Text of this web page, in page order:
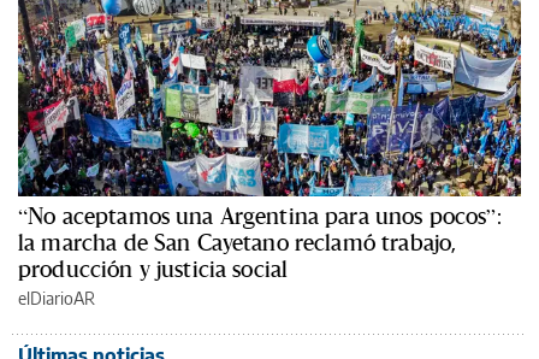
“No aceptamos una Argentina para unos pocos”:
la marcha de San Cayetano reclamó trabajo,
producción y justicia social
elDiarioAR